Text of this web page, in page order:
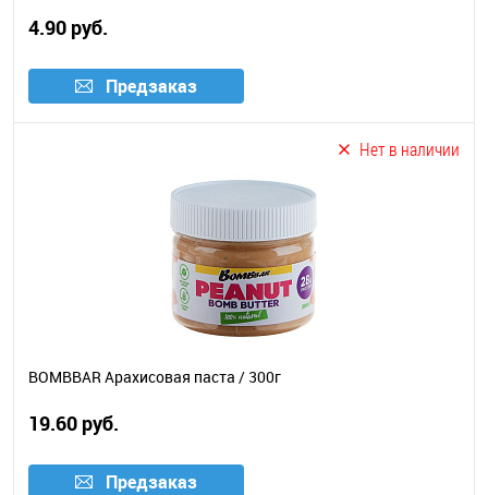
4.90 руб.
Предзаказ
Нет в наличии
BOMBBAR Арахисовая паста / 300г
19.60 руб.
Предзаказ